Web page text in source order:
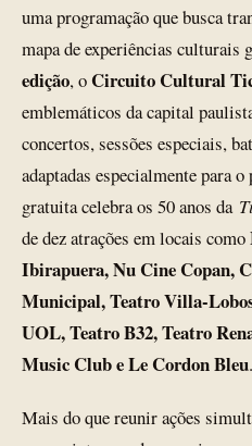
uma programação que busca
mapa de experiências culturais
edição, oCircuito Cultural
emblemáticos da capital
concertos, sessões especiais,
adaptadas especialmente para
gratuita celebra os 50 anos da
de dez atrações em locais como
Ibirapuera, Nu Cine Copan,
Municipal, Teatro Villa-
UOL, Teatro B32, Teatro
Music Club e Le Cordon Bleu.
Mais do que reunir ações